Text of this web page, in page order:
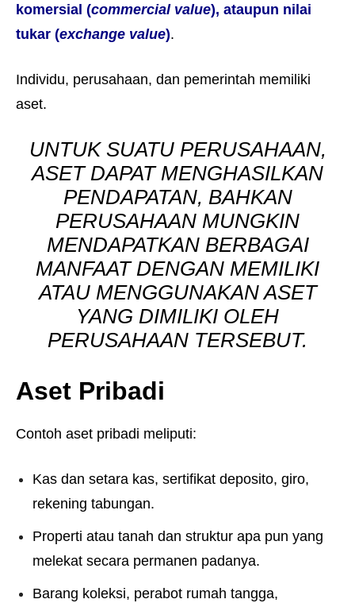
komersial (commercial value), ataupun nilai
tukar (exchange value).
Individu, perusahaan, dan pemerintah memiliki
aset.
UNTUK SUATU PERUSAHAAN,
ASET DAPAT MENGHASILKAN
PENDAPATAN, BAHKAN
PERUSAHAAN MUNGKIN
MENDAPATKAN BERBAGAI
MANFAAT DENGAN MEMILIKI
ATAU MENGGUNAKAN ASET
YANG DIMILIKI OLEH
PERUSAHAAN TERSEBUT.
Aset Pribadi
Contoh aset pribadi meliputi:
Kas dan setara kas, sertifikat deposito, giro,
rekening tabungan.
Properti atau tanah dan struktur apa pun yang
melekat secara permanen padanya.
Barang koleksi, perabot rumah tangga,